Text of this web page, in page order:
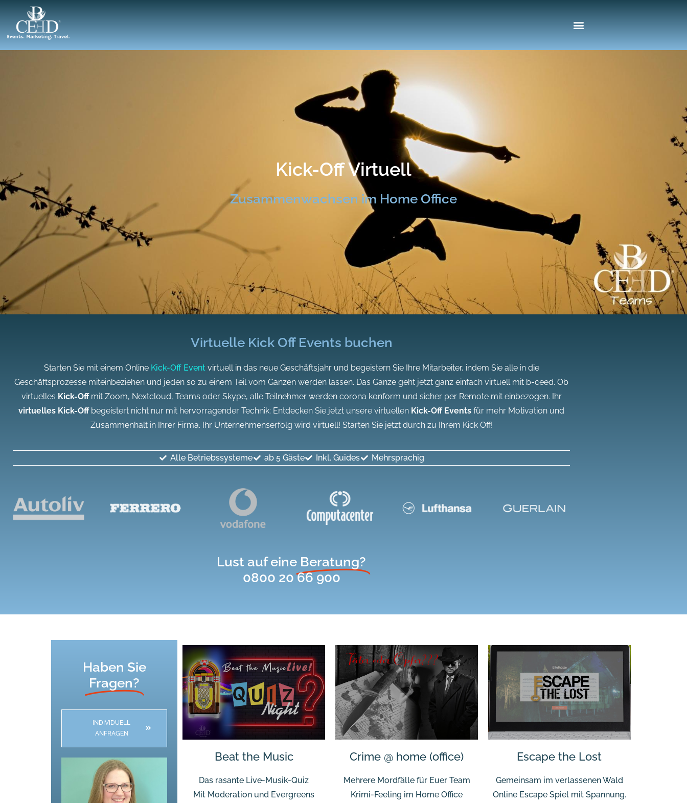
Kick-Off Virtuell
Zusammenwachsen im Home Office
Virtuelle Kick Off Events buchen
Starten Sie mit einem Online Kick-Off Eventvirtuell in das neue Geschäftsjahr und begeistern Sie Ihre Mitarbeiter, indem Sie alle in die
Geschäftsprozesse miteinbeziehen und jeden so zu einem Teil vom Ganzen werden lassen. Das Ganze geht jetzt ganz einfach virtuell mit b-ceed. Ob
virtuelles Kick-Offmit Zoom, Nextcloud, Teams oder Skype, alle Teilnehmer werden corona konform und sicher per Remote mit einbezogen. Ihr
virtuelles Kick-Offbegeistert nicht nur mit hervorragender Technik: Entdecken Sie jetzt unsere virtuellen Kick-Off Events für mehr Motivation und
Zusammenhalt in Ihrer Firma. Ihr Unternehmenserfolg wird virtuell! Starten Sie jetzt durch zu Ihrem Kick Off!
Alle Betriebssysteme ab 5 Gäste Inkl. Guides Mehrsprachig
Lust auf eine Beratung?
0800 20 66 900
Haben Sie
Fragen?
INDIVIDUELL
ANFRAGEN
Beat the Music
Das rasante Live-Musik-Quiz
Mit Moderation und Evergreens
Crime @ home (office)
Mehrere Mordfälle für Euer Team
Krimi-Feeling im Home Office
Escape the Lost
Gemeinsam im verlassenen Wald
Online Escape Spiel mit Spannung.